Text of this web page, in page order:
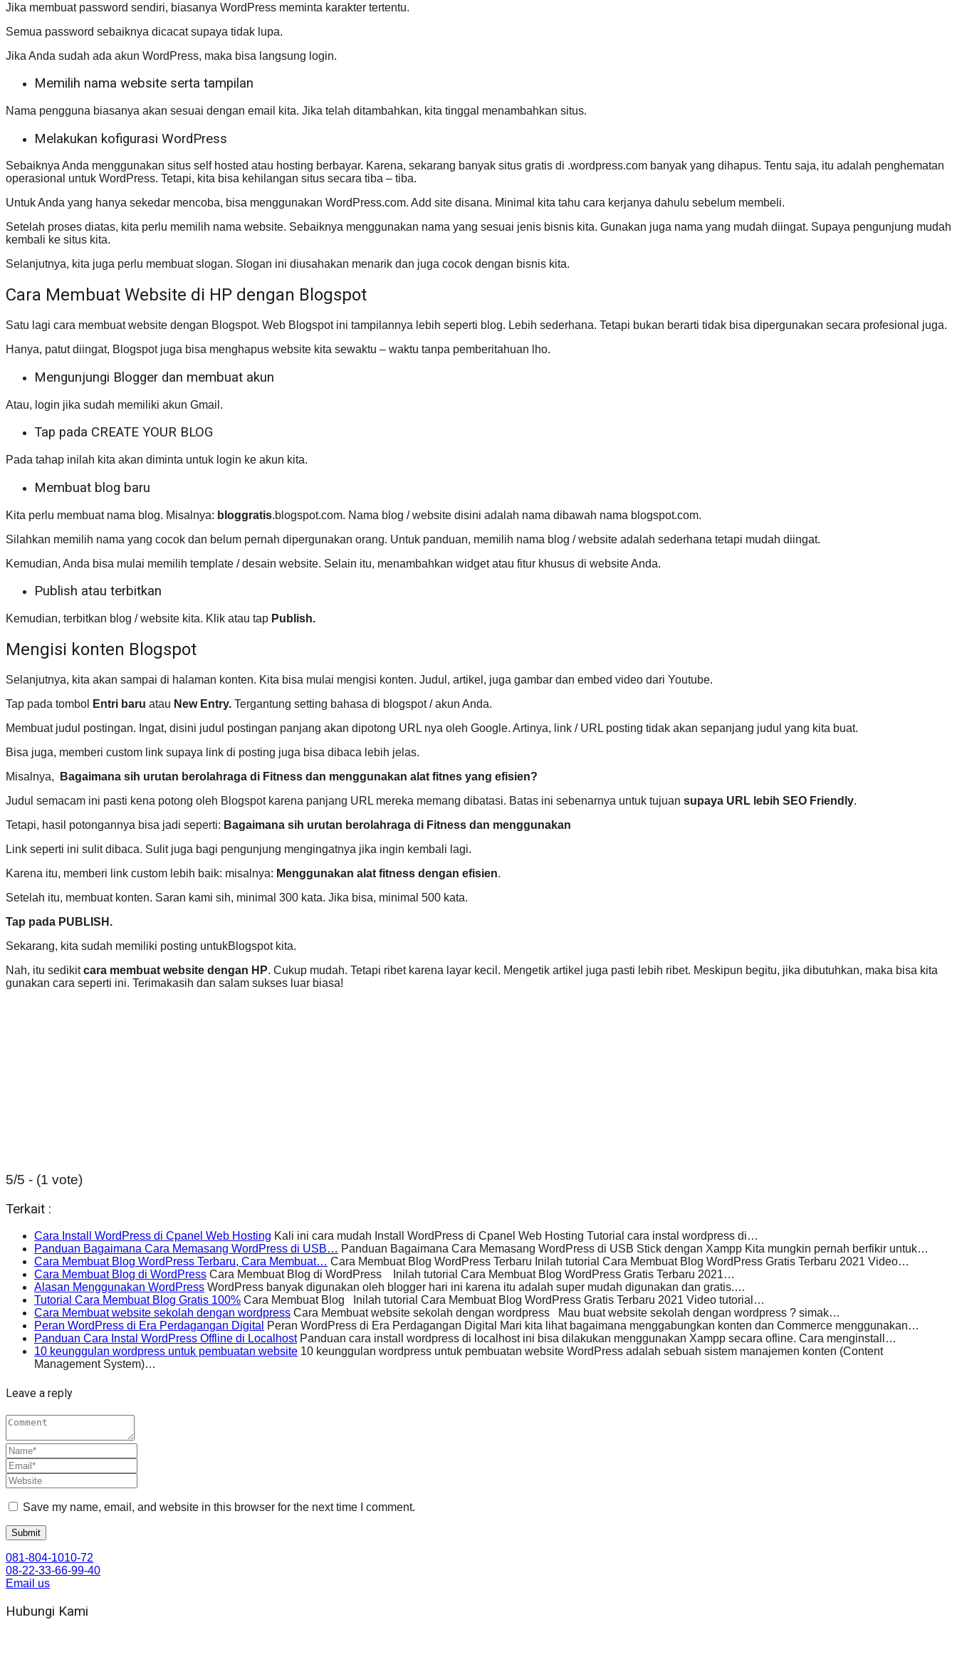
Jika membuat password sendiri, biasanya WordPress meminta karakter tertentu.
Semua password sebaiknya dicacat supaya tidak lupa.
Jika Anda sudah ada akun WordPress, maka bisa langsung login.
Memilih nama website serta tampilan
Nama pengguna biasanya akan sesuai dengan email kita. Jika telah ditambahkan, kita tinggal menambahkan situs.
Melakukan kofigurasi WordPress
Sebaiknya Anda menggunakan situs self hosted atau hosting berbayar. Karena, sekarang banyak situs gratis di .wordpress.com banyak yang dihapus. Tentu saja, itu adalah penghematan
operasional untuk WordPress. Tetapi, kita bisa kehilangan situs secara tiba – tiba.
Untuk Anda yang hanya sekedar mencoba, bisa menggunakan WordPress.com. Add site disana. Minimal kita tahu cara kerjanya dahulu sebelum membeli.
Setelah proses diatas, kita perlu memilih nama website. Sebaiknya menggunakan nama yang sesuai jenis bisnis kita. Gunakan juga nama yang mudah diingat. Supaya pengunjung mudah
kembali ke situs kita.
Selanjutnya, kita juga perlu membuat slogan. Slogan ini diusahakan menarik dan juga cocok dengan bisnis kita.
Cara Membuat Website di HP dengan Blogspot
Satu lagi cara membuat website dengan Blogspot. Web Blogspot ini tampilannya lebih seperti blog. Lebih sederhana. Tetapi bukan berarti tidak bisa dipergunakan secara profesional juga.
Hanya, patut diingat, Blogspot juga bisa menghapus website kita sewaktu – waktu tanpa pemberitahuan lho.
Mengunjungi Blogger dan membuat akun
Atau, login jika sudah memiliki akun Gmail.
Tap pada CREATE YOUR BLOG
Pada tahap inilah kita akan diminta untuk login ke akun kita.
Membuat blog baru
Kita perlu membuat nama blog. Misalnya: bloggratis.blogspot.com. Nama blog / website disini adalah nama dibawah nama blogspot.com.
Silahkan memilih nama yang cocok dan belum pernah dipergunakan orang. Untuk panduan, memilih nama blog / website adalah sederhana tetapi mudah diingat.
Kemudian, Anda bisa mulai memilih template / desain website. Selain itu, menambahkan widget atau fitur khusus di website Anda.
Publish atau terbitkan
Kemudian, terbitkan blog / website kita. Klik atau tap Publish.
Mengisi konten Blogspot
Selanjutnya, kita akan sampai di halaman konten. Kita bisa mulai mengisi konten. Judul, artikel, juga gambar dan embed video dari Youtube.
Tap pada tombol
Entri baru atau New Entry. Tergantung setting bahasa di blogspot / akun Anda.
Membuat judul postingan. Ingat, disini judul postingan panjang akan dipotong URL nya oleh Google. Artinya, link / URL posting tidak akan sepanjang judul yang kita buat.
Bisa juga, memberi custom link supaya link di posting juga bisa dibaca lebih jelas.
Misalnya,
Bagaimana sih urutan berolahraga di Fitness dan menggunakan alat fitnes yang efisien?
Judul semacam ini pasti kena potong oleh Blogspot karena panjang URL mereka memang dibatasi. Batas ini sebenarnya untuk tujuan supaya URL lebih SEO Friendly.
Tetapi, hasil potongannya bisa jadi seperti: Bagaimana sih urutan berolahraga di Fitness dan menggunakan
Link seperti ini sulit dibaca. Sulit juga bagi pengunjung mengingatnya jika ingin kembali lagi.
Karena itu, memberi link custom lebih baik: misalnya: Menggunakan alat fitness dengan efisien.
Setelah itu, membuat konten. Saran kami sih, minimal 300 kata. Jika bisa, minimal 500 kata.
Tap pada PUBLISH.
Sekarang, kita sudah memiliki posting untukBlogspot kita.
Nah, itu sedikitcara membuat website dengan HP. Cukup mudah. Tetapi ribet karena layar kecil. Mengetik artikel juga pasti lebih ribet. Meskipun begitu, jika dibutuhkan, maka bisa kita
gunakan cara seperti ini. Terimakasih dan salam sukses luar biasa!
5/5 - (1 vote)
Terkait :
Cara Install WordPress di Cpanel Web Hosting Kali ini cara mudah Install WordPress di Cpanel Web Hosting Tutorial cara instal wordpress di…
Panduan Bagaimana Cara Memasang WordPress di USB… Panduan Bagaimana Cara Memasang WordPress di USB Stick dengan Xampp Kita mungkin pernah berfikir untuk…
Cara Membuat Blog WordPress Terbaru, Cara Membuat… Cara Membuat Blog WordPress Terbaru Inilah tutorial Cara Membuat Blog WordPress Gratis Terbaru 2021 Video…
Cara Membuat Blog di WordPress Cara Membuat Blog di WordPress Inilah tutorial Cara Membuat Blog WordPress Gratis Terbaru 2021…
Alasan Menggunakan WordPress WordPress banyak digunakan oleh blogger hari ini karena itu adalah super mudah digunakan dan gratis.…
Tutorial Cara Membuat Blog Gratis 100% Cara Membuat Blog Inilah tutorial Cara Membuat Blog WordPress Gratis Terbaru 2021 Video tutorial…
Cara Membuat website sekolah dengan wordpress Cara Membuat website sekolah dengan wordpress Mau buat website sekolah dengan wordpress ? simak…
Peran WordPress di Era Perdagangan Digital
Peran WordPress di Era Perdagangan Digital Mari kita lihat bagaimana menggabungkan konten dan Commerce menggunakan…
Panduan Cara Instal WordPress Offline di LocalhostPanduan cara install wordpress di localhost ini bisa dilakukan menggunakan Xampp secara ofline. Cara menginstall…
10 keunggulan wordpress untuk pembuatan website 10 keunggulan wordpress untuk pembuatan website WordPress adalah sebuah sistem manajemen konten (Content
Management System)…
Leave a reply
Save my name, email, and website in this browser for the next time I comment.
081-804-1010-72
08-22-33-66-99-40
Email us
Hubungi Kami